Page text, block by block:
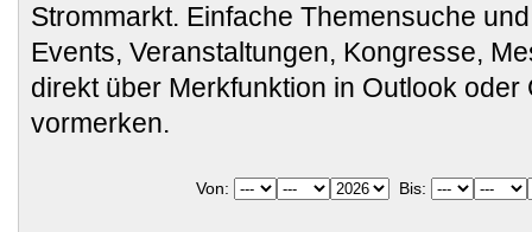
Strommarkt. Einfache Themensuche
Events, Veranstaltungen, Kongresse,
direkt über Merkfunktion in Outlook oder
vormerken.
Von: Bis: